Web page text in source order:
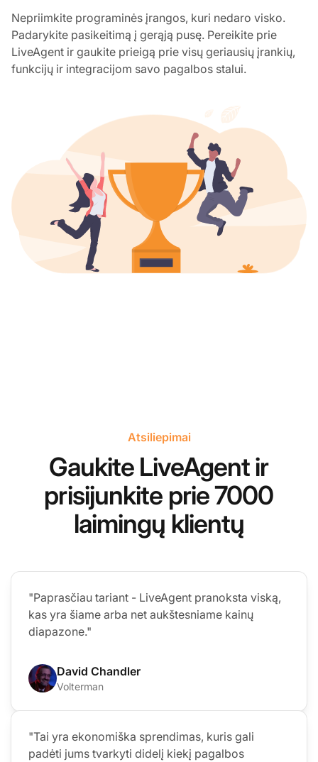
Nepriimkite programinės įrangos, kuri nedaro visko.
Padarykite pasikeitimą į gerąją pusę. Pereikite prie
LiveAgent ir gaukite prieigą prie visų geriausių įrankių,
funkcijų ir integracijom savo pagalbos stalui.
Atsiliepimai
Gaukite LiveAgent ir
prisijunkite prie 7000
laimingų klientų
"Paprasčiau tariant - LiveAgent pranoksta viską,
kas yra šiame arba net aukštesniame kainų
diapazone."
David Chandler
Volterman
"Tai yra ekonomiška sprendimas, kuris gali
padėti jums tvarkyti didelį kiekį pagalbos